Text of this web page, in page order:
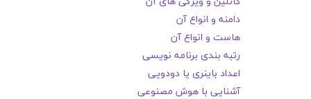
دامنه و انواع آن
هاست و انواع آن
رتبه بندی برنامه نویسی
اعداد باینری یا دودویی
آشنایی با هوش مصنوعی